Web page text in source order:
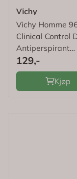
Vichy
Vichy Homme
Clinical Control
Antiperspirant
m/Parfyme 50 ml
129,-
Kjøp